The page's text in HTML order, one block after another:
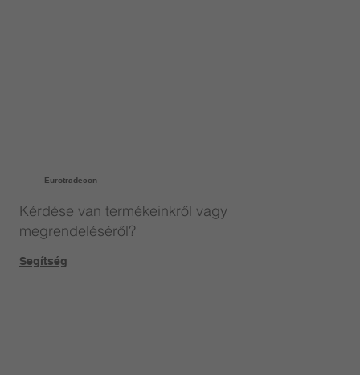
Eurotradecon
Kérdése van termékeinkről vagy
megrendeléséről?
Segítség